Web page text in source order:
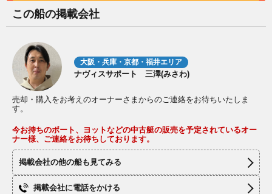
この船の掲載会社
大阪・兵庫・京都・福井エリア
ナヴィスサポート 三澤(みさわ)
売却・購入をお考えのオーナーさまからのご連絡をお待ちいたしま
す。
今お持ちのボート、ヨットなどの中古艇の販売を予定されているオー
ナー様、ご連絡をお待ちしております。
掲載会社の他の船も見てみる
掲載会社に電話をかける